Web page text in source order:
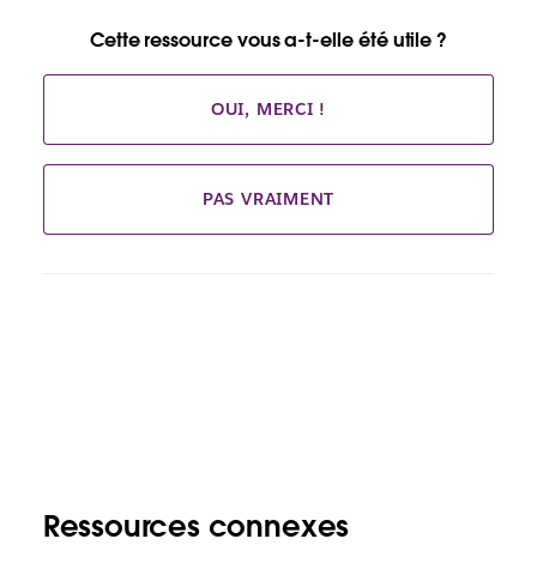
Cette ressource vous a-t-elle été utile ?
OUI, MERCI !
PAS VRAIMENT
Ressources connexes